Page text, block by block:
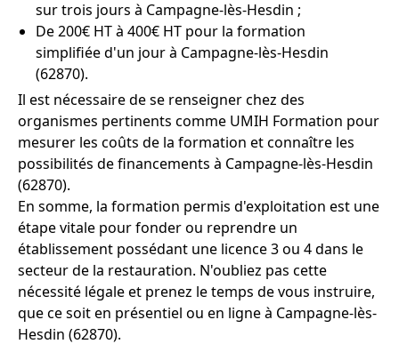
sur trois jours à Campagne-lès-Hesdin ;
De 200€ HT à 400€ HT pour la formation
simplifiée d'un jour à Campagne-lès-Hesdin
(62870).
Il est nécessaire de se renseigner chez des
organismes pertinents comme UMIH Formation pour
mesurer les coûts de la formation et connaître les
possibilités de financements à Campagne-lès-Hesdin
(62870).
En somme, la formation permis d'exploitation est une
étape vitale pour fonder ou reprendre un
établissement possédant une licence 3 ou 4 dans le
secteur de la restauration. N'oubliez pas cette
nécessité légale et prenez le temps de vous instruire,
que ce soit en présentiel ou en ligne à Campagne-lès-
Hesdin (62870).